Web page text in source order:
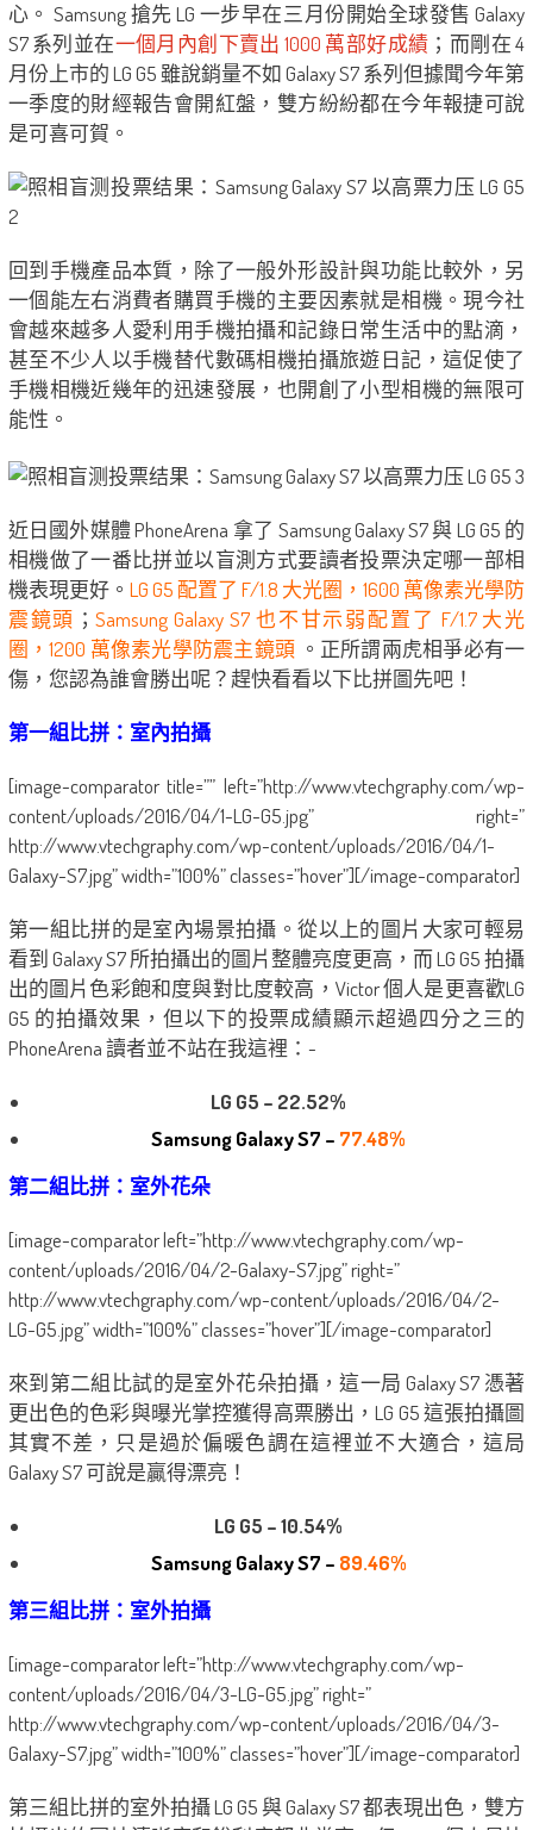
心。 Samsung 搶先 LG 一步早在三月份開始全球發售 Galaxy
S7 系列並在一個月內創下賣出 1000 萬部好成績 ；而剛在 4
月份上市的 LG G5 雖說銷量不如 Galaxy S7 系列但據聞今年第
一季度的財經報告會開紅盤，雙方紛紛都在今年報捷可說
是可喜可賀。
回到手機產品本質，除了一般外形設計與功能比較外，另
一個能左右消費者購買手機的主要因素就是相機。現今社
會越來越多人愛利用手機拍攝和記錄日常生活中的點滴，
甚至不少人以手機替代數碼相機拍攝旅遊日記，這促使了
手機相機近幾年的迅速發展，也開創了小型相機的無限可
能性。
近日國外媒體 PhoneArena 拿了 Samsung Galaxy S7 與 LG G5 的
相機做了一番比拼並以盲測方式要讀者投票決定哪一部相
機表現更好。 LG G5 配置了 F/1.8 大光圈，1600 萬像素光學防
震鏡頭 ；Samsung Galaxy S7 也不甘示弱配置了 F/1.7 大光
圈，1200 萬像素光學防震主鏡頭 。正所謂兩虎相爭必有一
傷，您認為誰會勝出呢？趕快看看以下比拼圖先吧！
第一組比拼：室內拍攝
[image-comparator title=”” left=”http://www.vtechgraphy.com/wp-
content/uploads/2016/04/1-LG-G5.jpg” right=”
http://www.vtechgraphy.com/wp-content/uploads/2016/04/1-
Galaxy-S7.jpg” width=”100%” classes=”hover”][/image-comparator]
第一組比拼的是室內場景拍攝。從以上的圖片大家可輕易
看到 Galaxy S7 所拍攝出的圖片整體亮度更高，而 LG G5 拍攝
出的圖片色彩飽和度與對比度較高，Victor 個人是更喜歡LG
G5 的拍攝效果，但以下的投票成績顯示超過四分之三的
PhoneArena 讀者並不站在我這裡：-
LG G5 – 22.52%
Samsung Galaxy S7 – 77.48%
第二組比拼：室外花朵
[image-comparator left=”http://www.vtechgraphy.com/wp-
content/uploads/2016/04/2-Galaxy-S7.jpg” right=”
http://www.vtechgraphy.com/wp-content/uploads/2016/04/2-
LG-G5.jpg” width=”100%” classes=”hover”][/image-comparator]
來到第二組比試的是室外花朵拍攝，這一局 Galaxy S7 憑著
更出色的色彩與曝光掌控獲得高票勝出，LG G5 這張拍攝圖
其實不差，只是過於偏暖色調在這裡並不大適合，這局
Galaxy S7 可說是贏得漂亮！
LG G5 – 10.54%
Samsung Galaxy S7 – 89.46%
第三組比拼：室外拍攝
[image-comparator left=”http://www.vtechgraphy.com/wp-
content/uploads/2016/04/3-LG-G5.jpg” right=”
http://www.vtechgraphy.com/wp-content/uploads/2016/04/3-
Galaxy-S7.jpg” width=”100%” classes=”hover”][/image-comparator]
第三組比拼的室外拍攝 LG G5 與 Galaxy S7 都表現出色，雙方